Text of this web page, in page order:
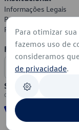
Informações Legais
Política de Privacidade
Política de Cookies
Formas de
Segurança
Para otimizar
fazemos uso de
consideramos
de privacidade.